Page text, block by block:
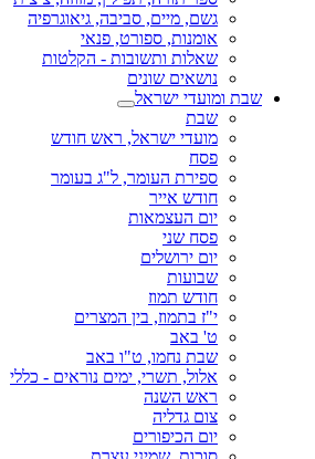
גשם, מיים, סביבה, גיאוגרפיה
אומנות, ספורט, פנאי
שאלות ותשובות - הקלטות
נושאים שונים
שבת ומועדי ישראל
שבת
מועדי ישראל, ראש חודש
פסח
ספירת העומר, ל"ג בעומר
חודש אייר
יום העצמאות
פסח שני
יום ירושלים
שבועות
חודש תמוז
י"ז בתמוז, בין המצרים
ט' באב
שבת נחמו, ט"ו באב
אלול, תשרי, ימים נוראים - כללי
ראש השנה
צום גדליה
יום הכיפורים